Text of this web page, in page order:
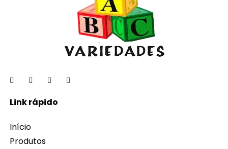
Link rápido
Início
Produtos